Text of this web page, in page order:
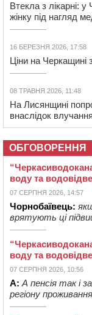
Втекла з лікарні:
жінку під нагляд
16 БЕРЕЗНЯ 2026, 17:58
Ціни на
08 ТРАВНЯ 2026, 11:48
На Лисянщині
внаслідок
ОБГОВОРЕННЯ
воду та
07 СЕРПНЯ 2026, 14:57
Чорнобаївець:
врятують ці
воду та
07 СЕРПНЯ 2026, 10:56
А: А пенсія так і
регіону